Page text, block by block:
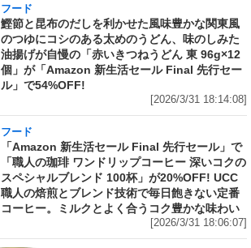
フード
鰹節と昆布のだしを利かせた風味豊かな関東風
のつゆにコシのある太めのうどん、味のしみた
油揚げが自慢の「赤いきつねうどん 東 96g×12
個」が「Amazon 新生活セール Final 先行セー
ル」で54%OFF!
[2026/3/31 18:14:08]
フード
「Amazon 新生活セール Final 先行セール」で
「職人の珈琲 ワンドリップコーヒー 深いコクの
スペシャルブレンド 100杯」が20%OFF! UCC
職人の焙煎とブレンド技術で毎日飽きない定番
コーヒー。ミルクとよく合うコク豊かな味わい
[2026/3/31 18:06:07]